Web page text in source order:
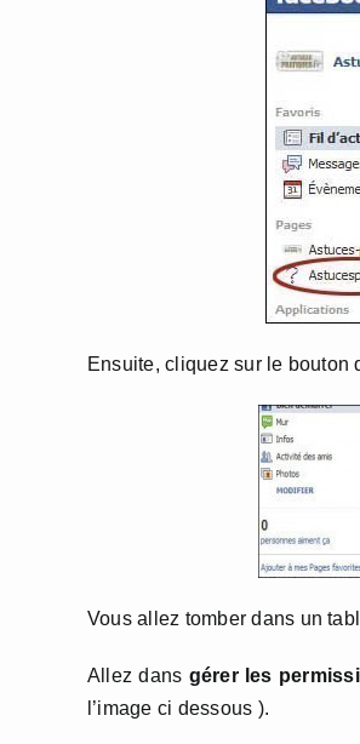
Ensuite, cliquez sur le bouton
Vous allez tomber dans un
Allez dans gérer les
l’image ci dessous ).